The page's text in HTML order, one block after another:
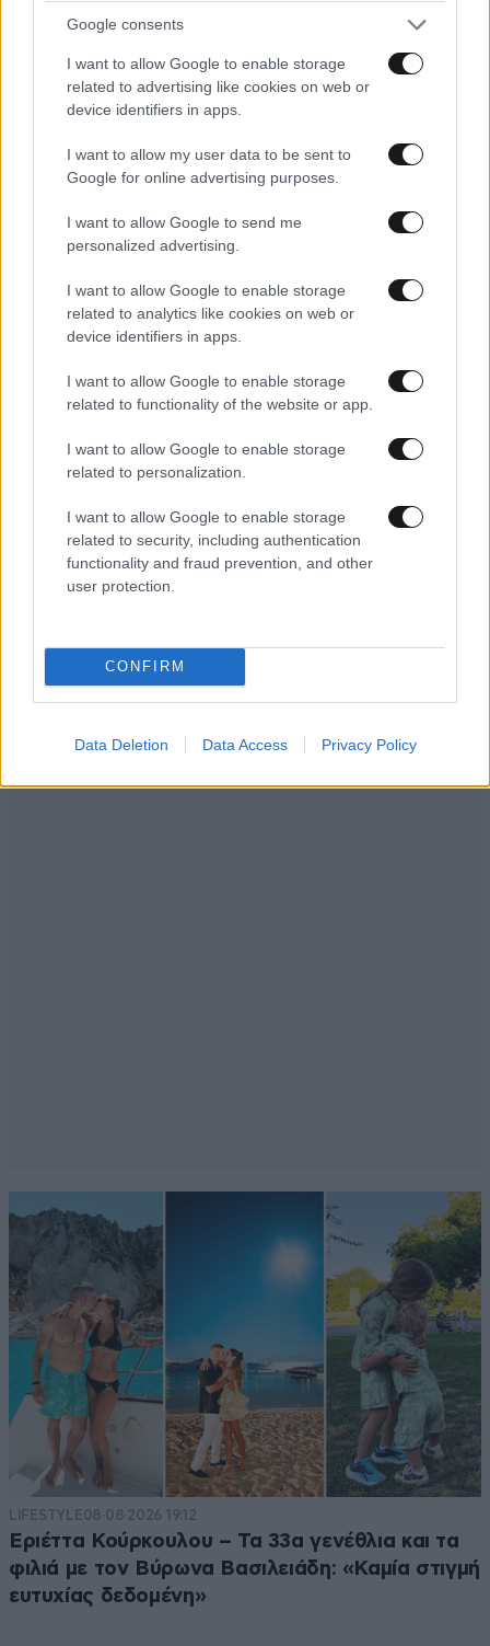
Google consents
I want to allow Google to enable storage
related to advertising like cookies on web or
device identifiers in apps.
I want to allow my user data to be sent to
Google for online advertising purposes.
I want to allow Google to send me
personalized advertising.
I want to allow Google to enable storage
related to analytics like cookies on web or
device identifiers in apps.
I want to allow Google to enable storage
related to functionality of the website or app.
I want to allow Google to enable storage
related to personalization.
I want to allow Google to enable storage
related to security, including authentication
functionality and fraud prevention, and other
user protection.
CONFIRM
Data Deletion Data Access Privacy Policy
ΚΟΣΜΟΣ 09·08·2026 07:44
Η αυτοκρατορία του «Έντικ» και ο «μεγάλος»
που φέρεται να βρίσκεται πίσω του – Τι ορίζει ο
LIFESTYLE08·08·2026 19:12
Εριέττα Κούρκουλου – Τα 33α γενέθλια και τα
φιλιά με τον Βύρωνα Βασιλειάδη: «Καμία στιγμή
ευτυχίας δεδομένη»